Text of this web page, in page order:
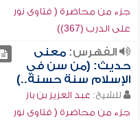
جزء من محاضرة ( فتاوى نور
على الدرب (367))
الفهرس:معنى
حديث: (من سن في
الإسلام سنة حسنة..)
للشيخ: عبد العزيز بن باز
جزء من محاضرة ( فتاوى نور